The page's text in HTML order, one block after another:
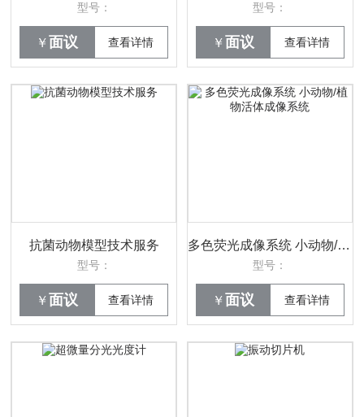
型号：
￥ 面议 查看详情
型号：
￥ 面议 查看详情
抗菌动物模型技术服务
型号：
￥ 面议 查看详情
多色荧光成像系统 小动物/植物活体成像系统
型号：
￥ 面议 查看详情